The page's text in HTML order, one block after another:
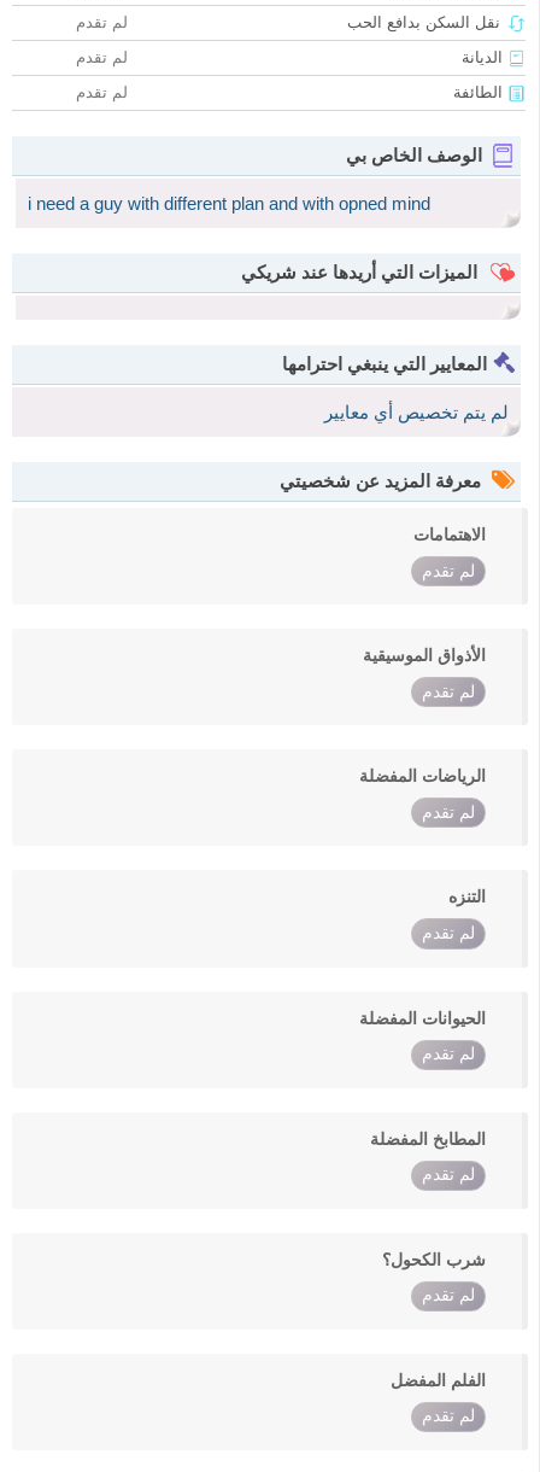
نقل السكن بدافع الحب
لم تقدم
الديانة
لم تقدم
الطائفة
لم تقدم
الوصف الخاص بي
i need a guy with different plan and with opned mind
الميزات التي أريدها عند شريكي
المعايير التي ينبغي احترامها
لم يتم تخصيص أي معايير
معرفة المزيد عن شخصيتي
الاهتمامات
لم تقدم
الأذواق الموسيقية
لم تقدم
الرياضات المفضلة
لم تقدم
التنزه
لم تقدم
الحيوانات المفضلة
لم تقدم
المطابخ المفضلة
لم تقدم
شرب الكحول؟
لم تقدم
الفلم المفضل
لم تقدم